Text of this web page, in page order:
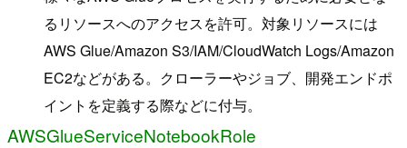
るリソースへのアクセスを許可。対象リソースには
AWS Glue/Amazon S3/IAM/CloudWatch Logs/Amazon
EC2などがある。クローラーやジョブ、開発エンドポ
イントを定義する際などに付与。
AWSGlueServiceNotebookRole